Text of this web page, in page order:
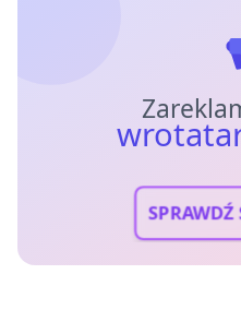
SPRAWDŹ